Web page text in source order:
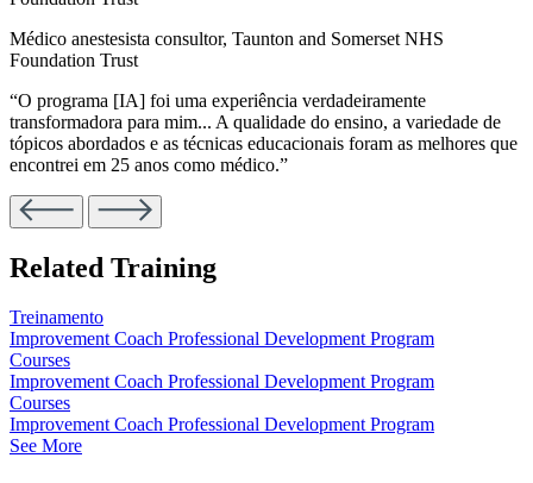
Médico anestesista consultor, Taunton and Somerset NHS
Foundation Trust
“O programa [IA] foi uma experiência verdadeiramente
transformadora para mim... A qualidade do ensino, a variedade de
tópicos abordados e as técnicas educacionais foram as melhores que
encontrei em 25 anos como médico.”
Related Training
Treinamento
Improvement Coach Professional Development Program
Courses
Improvement Coach Professional Development Program
Courses
Improvement Coach Professional Development Program
See More